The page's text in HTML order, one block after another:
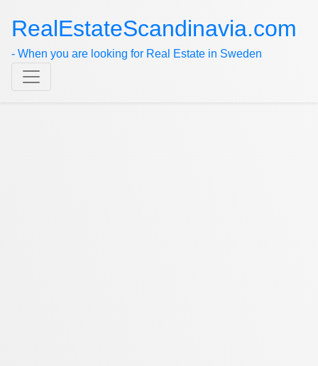
RealEstateScandinavia.com
- When you are looking for Real Estate in Sweden